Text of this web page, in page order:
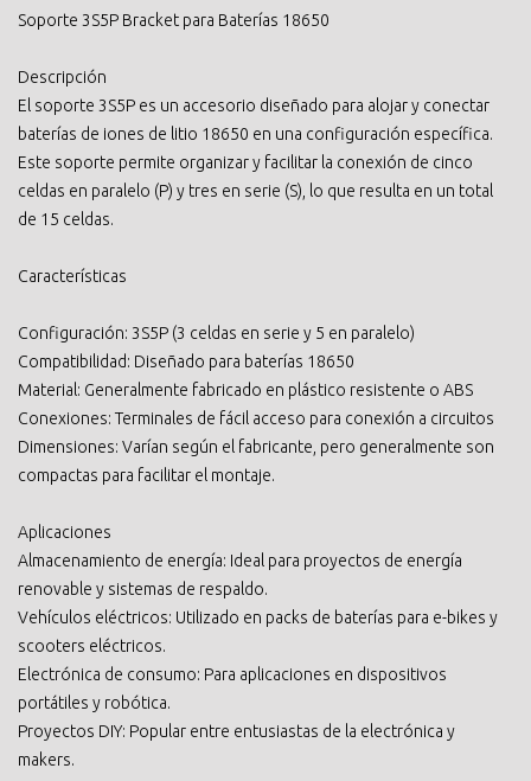
Soporte 3S5P Bracket para Baterías 18650
Descripción
El soporte 3S5P es un accesorio diseñado para alojar y conectar
baterías de iones de litio 18650 en una configuración específica.
Este soporte permite organizar y facilitar la conexión de cinco
celdas en paralelo (P) y tres en serie (S), lo que resulta en un total
de 15 celdas.
Características
Configuración: 3S5P (3 celdas en serie y 5 en paralelo)
Compatibilidad: Diseñado para baterías 18650
Material: Generalmente fabricado en plástico resistente o ABS
Conexiones: Terminales de fácil acceso para conexión a circuitos
Dimensiones: Varían según el fabricante, pero generalmente son
compactas para facilitar el montaje.
Aplicaciones
Almacenamiento de energía: Ideal para proyectos de energía
renovable y sistemas de respaldo.
Vehículos eléctricos: Utilizado en packs de baterías para e-bikes y
scooters eléctricos.
Electrónica de consumo: Para aplicaciones en dispositivos
portátiles y robótica.
Proyectos DIY: Popular entre entusiastas de la electrónica y
makers.